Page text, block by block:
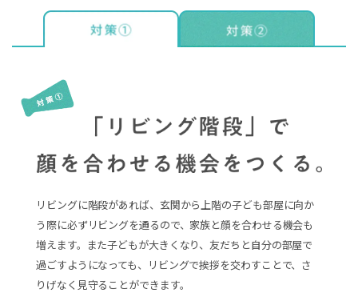
リビングに階段があれば、玄関から上階の子ども部屋に向か
う際に必ずリビングを通るので、家族と顔を合わせる機会も
増えます。また子どもが大きくなり、友だちと自分の部屋で
過ごすようになっても、リビングで挨拶を交わすことで、さ
りげなく見守ることができます。